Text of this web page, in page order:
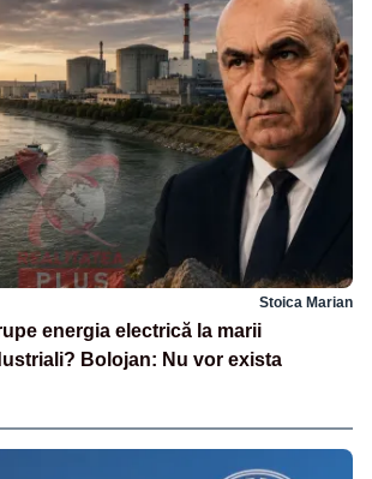
Stoica Marian
energia electrică la marii
Bolojan: Nu vor exista